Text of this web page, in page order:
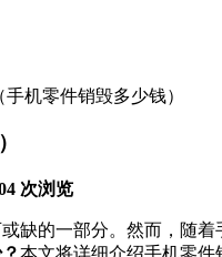
机零件销毁多少钱）
次浏览
缺的一部分。然而，随
本文将详细介绍手机零件